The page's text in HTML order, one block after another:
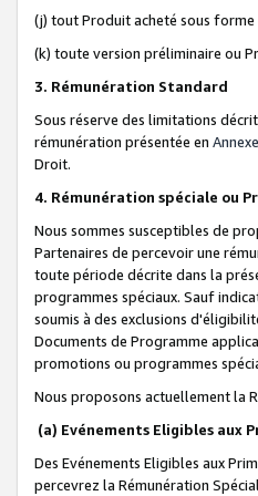
(j) tout Produit acheté sous
(k) toute version préliminaire ou
3. Rémunération Standard
Sous réserve des limitations
rémunération présentée en Annexe
Droit.
4. Rémunération spéciale ou
Nous sommes susceptibles de
Partenaires de percevoir une
toute période décrite dans la
programmes spéciaux. Sauf
soumis à des exclusions
Documents de Programme
promotions ou programmes
Nous proposons actuellement la
(a) Evénements Eligibles aux
Des Evénements Eligibles aux
percevrez la Rémunération